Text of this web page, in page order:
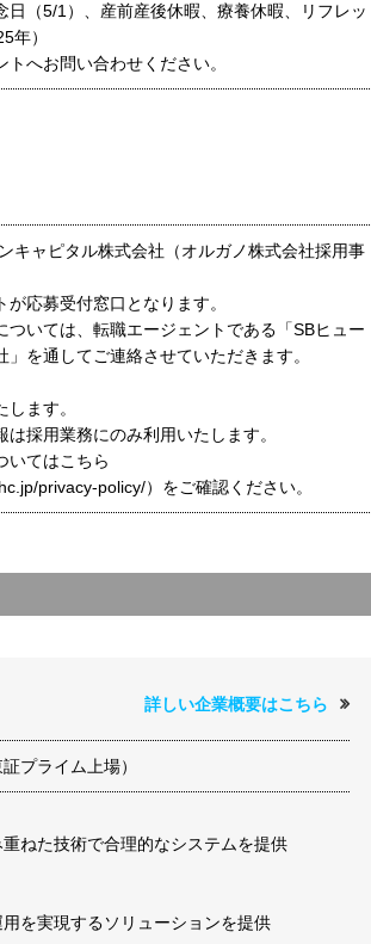
日（5/1）、産前産後休暇、療養休暇、リフレッ
年）
へお問い合わせください。
キャピタル株式会社（オルガノ株式会社採用事
応募受付窓口となります。
いては、転職エージェントである「SBヒュー
を通してご連絡させていただきます。
ます。
採用業務にのみ利用いたします。
いてはこちら
privacy-policy/）をご確認ください。
詳しい企業概要はこちら
プライム上場）
ねた技術で合理的なシステムを提供
を実現するソリューションを提供